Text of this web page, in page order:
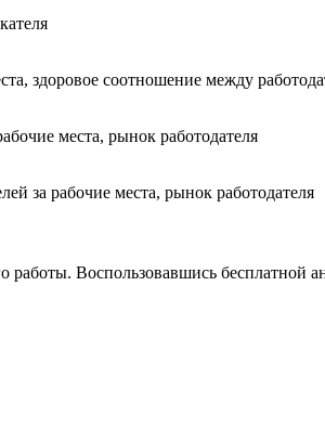
здоровое соотношение между
места, рынок работодателя
за рабочие места, рынок работодателя
Воспользовавшись бесплатной